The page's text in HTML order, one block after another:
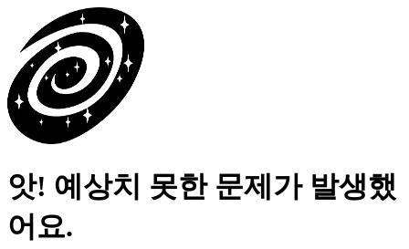
앗! 예상치 못한 문제가 발생했
어요.